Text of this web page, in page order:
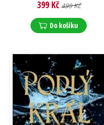
399 Kč 499 Kč
Do košíku